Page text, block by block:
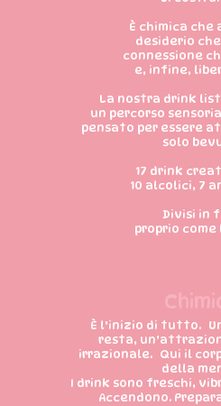
È chimica che
desiderio
connessione
e, infine,
La nostra drink list
un percorso
pensato per essere
solo
17 drink
10 alcolici, 7
Divisi in
proprio come
È l’inizio di tutto.
resta,
irrazionale. Qui il
della
I drink sono freschi,
Accendono.